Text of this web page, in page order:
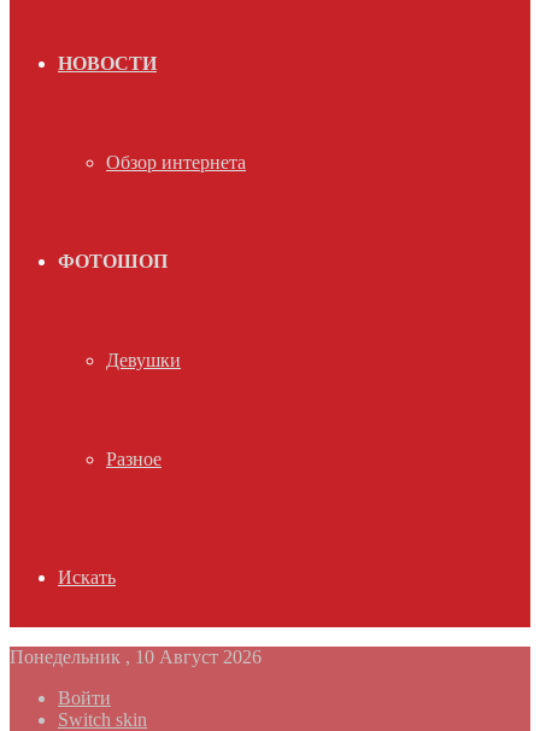
НОВОСТИ
Обзор интернета
ФОТОШОП
Девушки
Разное
Искать
Понедельник , 10 Август 2026
Войти
Switch skin